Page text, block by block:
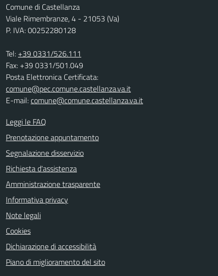
Comune di Castellanza
Viale Rimembranze, 4 - 21053 (Va)
P. IVA: 00252280128
Tel: +39 0331/526.111
Fax: +39 0331/501.049
Posta Elettronica Certificata:
comune@pec.comune.castellanza.va.it
E-mail:comune@comune.castellanza.va.it
Leggi le FAQ
Prenotazione appuntamento
Segnalazione disservizio
Richiesta d'assistenza
Amministrazione trasparente
Informativa privacy
Note legali
Cookies
Dichiarazione di accessibilità
Piano di miglioramento del sito